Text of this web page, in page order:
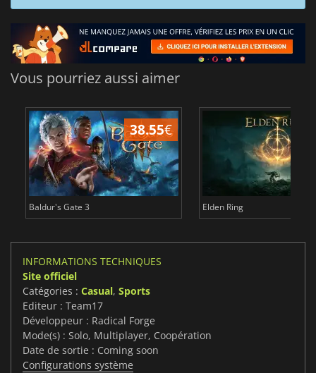
Vous pourriez aussi aimer
38.55€
Baldur's Gate 3 Elden Ring
INFORMATIONS TECHNIQUES
Site officiel
Catégories : Casual, Sports
Editeur : Team17
Développeur : Radical Forge
Mode(s) : Solo, Multiplayer, Coopération
Date de sortie : Coming soon
Configurations système